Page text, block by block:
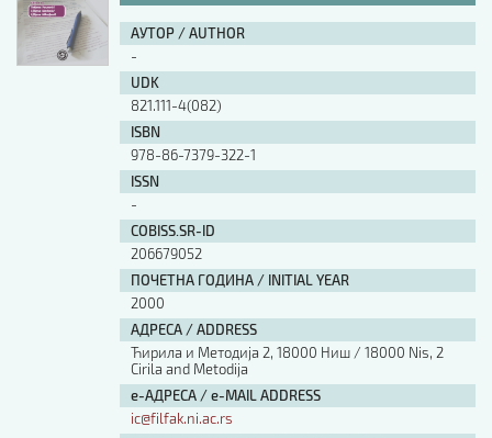
АУТОР / AUTHOR
-
UDK
821.111-4(082)
ISBN
978-86-7379-322-1
ISSN
-
COBISS.SR-ID
206679052
ПОЧЕТНА ГОДИНА / INITIAL YEAR
2000
АДРЕСА / ADDRESS
Ћирила и Методија 2, 18000 Ниш / 18000 Nis, 2
Cirila and Metodija
е-АДРЕСА / e-MAIL ADDRESS
ic@filfak.ni.ac.rs